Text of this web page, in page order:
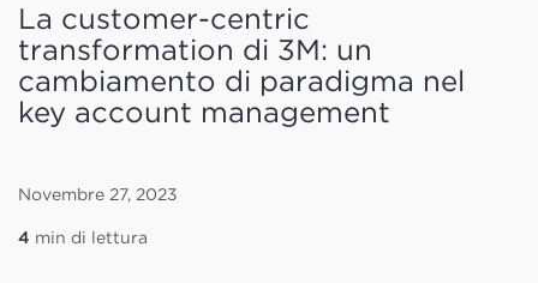
La customer-centric
transformation di 3M: un
cambiamento di paradigma nel
key account management
Novembre 27, 2023
4 min di lettura